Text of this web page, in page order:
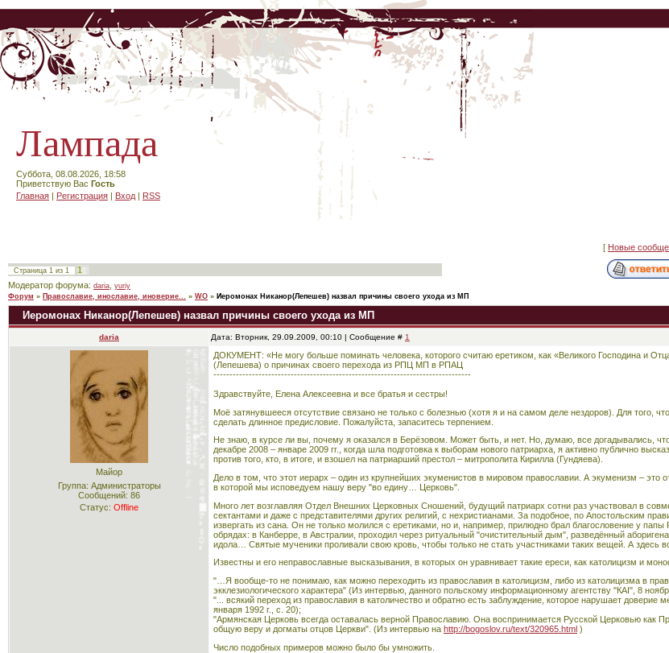
Лампада
Суббота, 08.08.2026, 18:58
Приветствую Вас Гость
Главная | Регистрация | Вход | RSS
[ Новые
Страница 1 из 1
1
Модератор форума: daria yuriy
Форум » Православие, инославие, иноверие... » WO » Иеромонах Никанор(Лепешев) назвал причины своего ухода из МП
Иеромонах Никанор(Лепешев) назвал причины своего ухода из МП
daria Дата: Вторник, 29.09.2009, 00:10 | Сообщение # 1
Майор
Группа: Администраторы
Сообщений: 86
Статус: Offline
ДОКУМЕНТ: «Не могу больше поминать человека, которого считаю еретиком, как «Великого Господина и
(Лепешева) о причинах своего перехода из РПЦ МП в РПАЦ
--------------------------------------------------------------------------------
Здравствуйте, Елена Алексеевна и все братья и сестры!
Моё затянувшееся отсутствие связано не только с болезнью (хотя я и на самом деле нездоров). Для того,
сделать длинное предисловие. Пожалуйста, запаситесь терпением.
Не знаю, в курсе ли вы, почему я оказался в Берёзовом. Может быть, и нет. Но, думаю, все догадывались,
декабре 2008 – январе 2009 гг., когда шла подготовка к выборам нового патриарха, я активно публично
против того, кто, в итоге, и взошел на патриарший престол – митрополита Кирилла (Гундяева).
Дело в том, что этот иерарх – один из крупнейших экуменистов в мировом православии. А экуменизм – это
в которой мы исповедуем нашу веру "во едину… Церковь".
Много лет возглавляя Отдел Внешних Церковных Сношений, будущий патриарх сотни раз участвовал в
сектантами и даже с представителями других религий, с нехристианами. За подобное, по Апостольским
извергать из сана. Он не только молился с еретиками, но и, например, прилюдно брал благословение у
обрядах: в Канберре, в Австралии, проходил через ритуальный "очистительный дым", разведённый
идола… Святые мученики проливали свою кровь, чтобы только не стать участниками таких вещей. А здесь
Известны и его неправославные высказывания, в которых он уравнивает такие ереси, как католицизм и
"…Я вообще-то не понимаю, как можно переходить из православия в католицизм, либо из католицизма в
экклезиологического характера" (Из интервью, данного польскому информационному агентству "КАI", 8
"... всякий переход из православия в католичество и обратно есть заблуждение, которое нарушает
января 1992 г., с. 20);
"Армянская Церковь всегда оставалась верной Православию. Она воспринимается Русской Церковью как
общую веру и догматы отцов Церкви". (Из интервью на http://bogoslov.ru/text/320965.html )
Число подобных примеров можно было бы умножить.